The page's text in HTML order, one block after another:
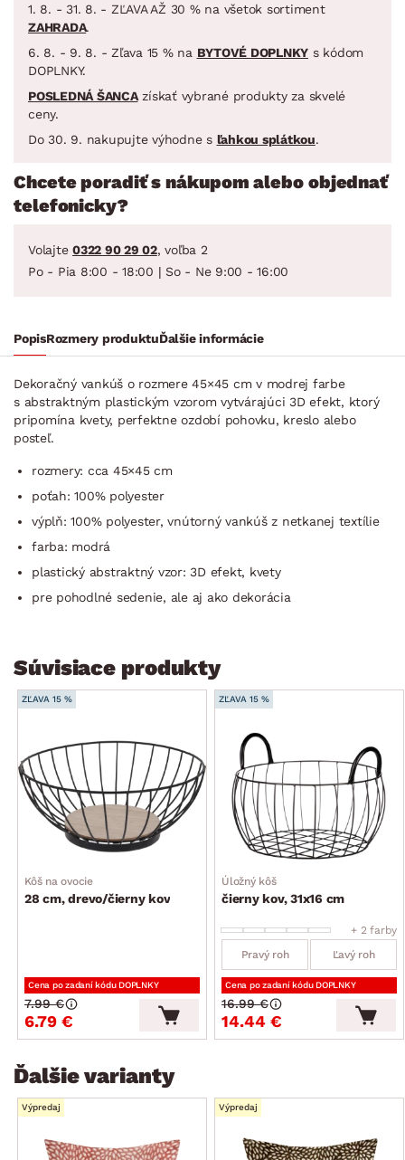
1. 8. - 31. 8. - ZĽAVA AŽ 30 % na všetok sortiment
ZAHRADA.
6. 8. - 9. 8. - Zľava 15 % na BYTOVÉ DOPLNKY s kódom
DOPLNKY.
POSLEDNÁ ŠANCAzískať vybrané produkty za skvelé
ceny.
Do 30. 9. nakupujte výhodne s ľahkou splátkou.
Chcete poradiť s nákupom alebo objednať
telefonicky?
Volajte 0322 90 29 02, voľba 2
Po - Pia 8:00 - 18:00 | So - Ne 9:00 - 16:00
PopisRozmery produktuĎalšie informácie
Dekoračný vankúš o rozmere 45×45 cm v modrej farbe
s abstraktným plastickým vzorom vytvárajúci 3D efekt, ktorý
pripomína kvety, perfektne ozdobí pohovku, kreslo alebo
posteľ.
rozmery: cca 45×45 cm
poťah: 100% polyester
výplň: 100% polyester, vnútorný vankúš z netkanej textílie
farba: modrá
plastický abstraktný vzor: 3D efekt, kvety
pre pohodlné sedenie, ale aj ako dekorácia
Súvisiace produkty
ZĽAVA 15 %
Kôš na ovocie
28 cm, drevo/čierny kov
Cena po zadaní kódu DOPLNKY
6.79 €
7.99 €
ZĽAVA 15 %
Úložný kôš
čierny kov, 31x16 cm
+ 2 farby
Pravý roh
Ľavý roh
Cena po zadaní kódu DOPLNKY
14.44 €
16.99 €
Ďalšie varianty
Výpredaj Výpredaj